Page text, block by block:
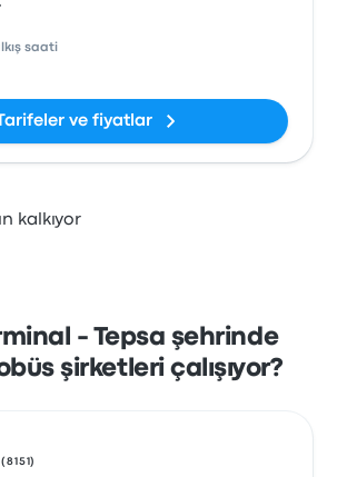
saati
ve fiyatlar
kalkıyor
- Tepsa şehrinde
şirketleri çalışıyor?
(8151 )